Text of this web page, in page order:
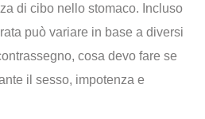
di cibo nello stomaco. Incluso
può variare in base a diversi
cosa devo fare se
il sesso, impotenza e